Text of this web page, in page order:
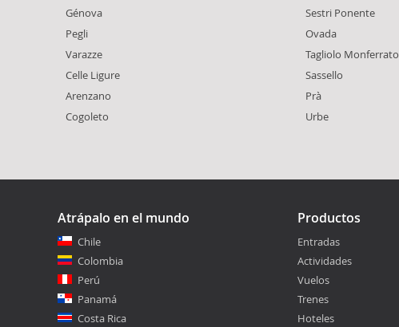
Génova
Pegli
Varazze
Celle Ligure
Arenzano
Cogoleto
Sestri Ponente
Ovada
Tagliolo Monferrato
Sassello
Prà
Urbe
Atrápalo en el mundo
Chile
Colombia
Perú
Panamá
Costa Rica
Productos
Entradas
Actividades
Vuelos
Trenes
Hoteles